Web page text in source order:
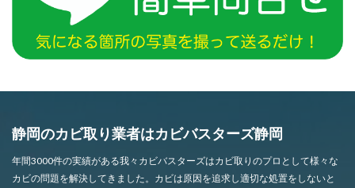
静岡のカビ取り業者はカビバスターズ静岡
年間3000件の実績がある我々カビバスターズはカビ取りのプロとして様々な
カビの問題を解決してきました。カビは原因を追求し適切な処置をしないと